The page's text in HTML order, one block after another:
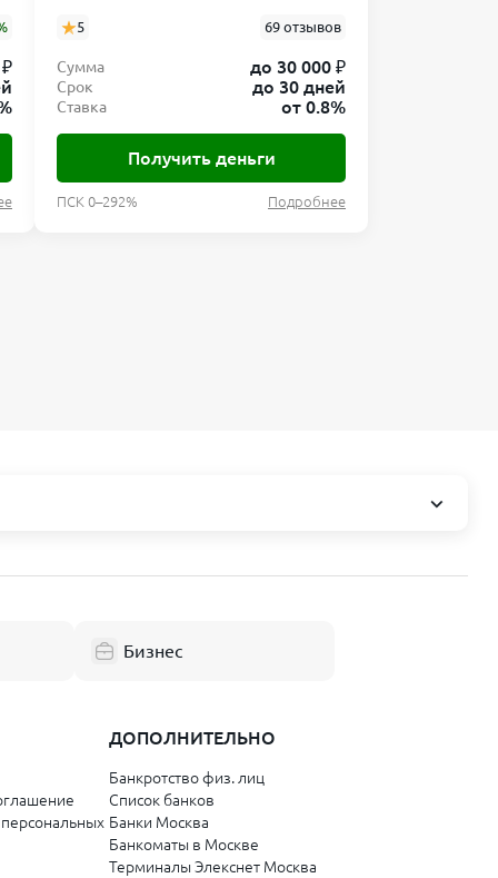
5 69 отзывов
Сумма до 30 000 ₽
Срок до 30 дней
Ставка от 0.8%
Получить деньги
ПСК 0–292% Подробнее
Республика Коми
Забайкальский край
Чита
Бизнес
ДОПОЛНИТЕЛЬНО
Банкротство физ. лиц
Список банков
Банки Москва
Банкоматы в Москве
Терминалы Элекснет Москва